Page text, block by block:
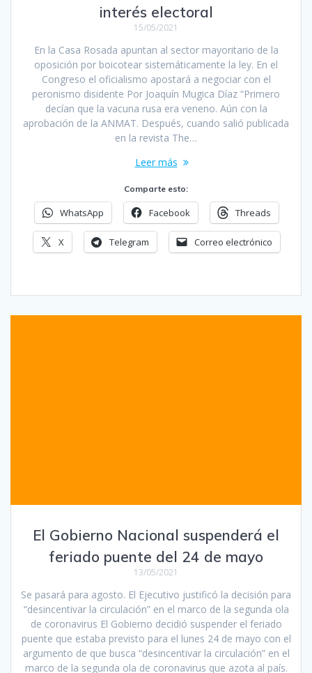
interés electoral
15/05/2021
En la Casa Rosada apuntan al sector mayoritario de la
oposición por boicotear sistemáticamente la ley. En el
Congreso el oficialismo apostará a negociar con el
peronismo disidente Por Joaquín Mugica Díaz “Primero
decían que la vacuna rusa era veneno. Aún con la
aprobación de la ANMAT. Después, cuando salió publicada
en la revista The…
Leer más
Comparte esto:
WhatsApp Facebook Threads
X Telegram Correo electrónico
El Gobierno Nacional suspenderá el
feriado puente del 24 de mayo
13/05/2021
Se pasará para agosto. El Ejecutivo justificó la decisión para
“desincentivar la circulación” en el marco de la segunda ola
de coronavirus El Gobierno decidió suspender el feriado
puente que estaba previsto para el lunes 24 de mayo con el
argumento de que busca “desincentivar la circulación” en el
marco de la segunda ola de coronavirus que azota al país.